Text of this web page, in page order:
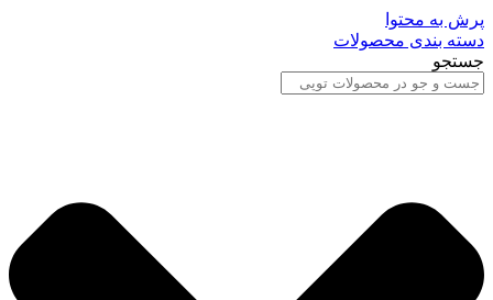
پرش به محتوا
دسته بندی محصولات
جستجو